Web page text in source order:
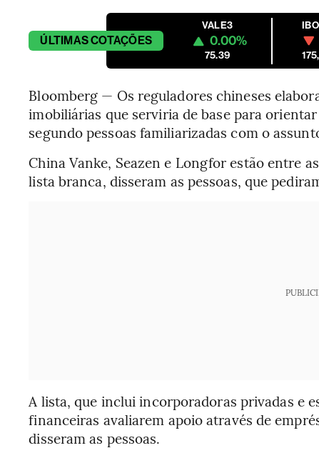
ÚLTIMASCOTAÇÕES
VALE3
0.00%
75.39
Bloomberg — Os reguladores chineses
imobiliárias que serviria de base para
segundo pessoas familiarizadas com o
China Vanke, Seazen e Longfor estão entre
lista branca, disseram as pessoas, que
A lista, que inclui incorporadoras privadas e
financeiras avaliarem apoio através de
disseram as pessoas.